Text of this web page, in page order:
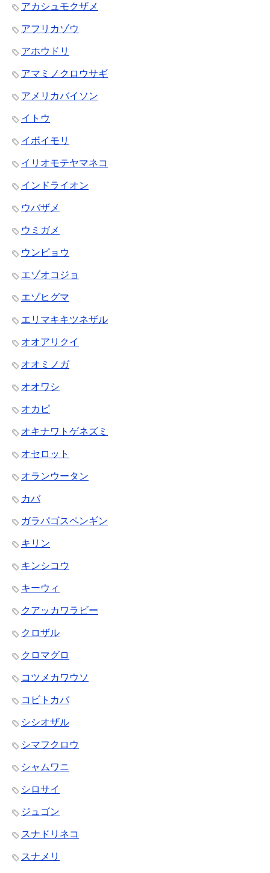
アカシュモクザメ
アフリカゾウ
アホウドリ
アマミノクロウサギ
アメリカバイソン
イトウ
イボイモリ
イリオモテヤマネコ
インドライオン
ウバザメ
ウミガメ
ウンピョウ
エゾオコジョ
エゾヒグマ
エリマキキツネザル
オオアリクイ
オオミノガ
オオワシ
オカピ
オキナワトゲネズミ
オセロット
オランウータン
カバ
ガラパゴスペンギン
キリン
キンシコウ
キーウィ
クアッカワラビー
クロザル
クロマグロ
コツメカワウソ
コビトカバ
シシオザル
シマフクロウ
シャムワニ
シロサイ
ジュゴン
スナドリネコ
スナメリ